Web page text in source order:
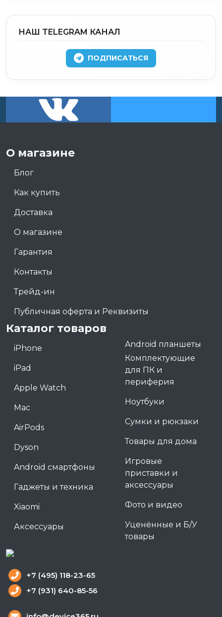
НАШ TELEGRAM КАНАЛ
ПОДПИСАТЬСЯ
О магазине
Блог
Как купить
Доставка
О магазине
Гарантия
Контакты
Трейд-ин
Публичная оферта и Реквизиты
Каталог товаров
iPhone
iPad
Apple Watch
Mac
AirPods
Dyson
Android смартфоны
Гаджеты и техника
Xiaomi
Аксессуары
Android планшеты
Комплектующие
для ПК и
периферия
Ноутбуки
Сумки и рюкзаки
Товары для дома
Игровые
приставки и
аксессуары
Фото и видео
Уценённые и Б/У
товары
+7 (495) 118-23-65
+7 (931) 640-85-56